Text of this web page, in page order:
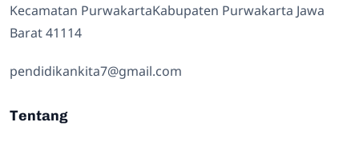
Kecamatan PurwakartaKabupaten Purwakarta Jawa
Barat 41114
pendidikankita7@gmail.com
Tentang